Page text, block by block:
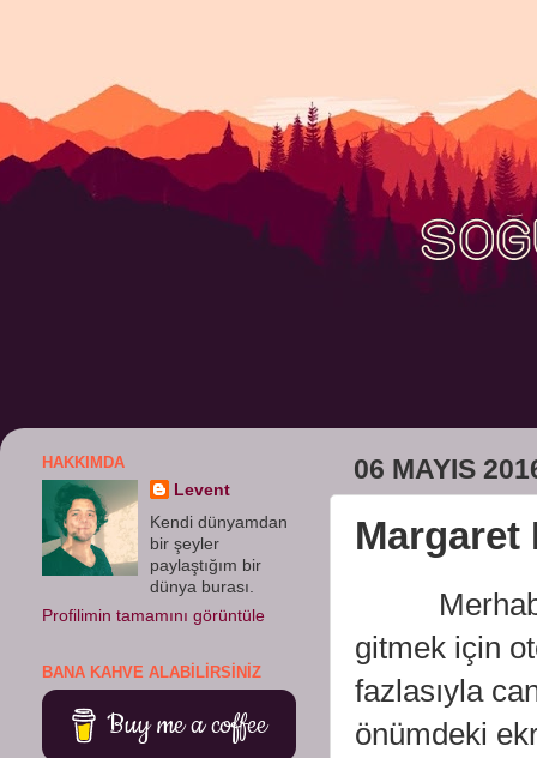
06 MAYIS
Margaret
Merhaba
gitmek için
fazlasıyla
önümdeki
HAKKIMDA
Levent
Kendi dünyamdan
bir şeyler
paylaştığım bir
dünya burası.
Profilimin tamamını görüntüle
BANA KAHVE ALABILIRSINIZ
Buy me a coffee